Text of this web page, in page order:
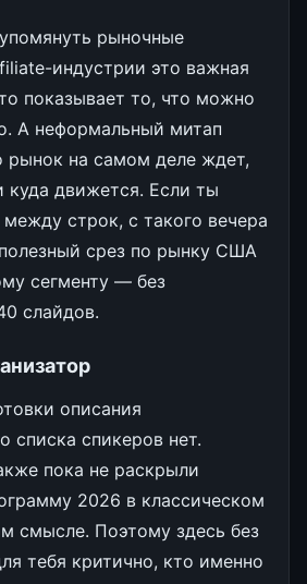
рыночные
индустрии это важная
показывает то, что можно
А неформальный митап
рынок на самом деле ждет,
куда движется. Если ты
строк, с такого вечера
срез по рынку США
сегменту — без
слайдов.
описания
списка спикеров нет.
пока не раскрыли
2026 в классическом
смысле. Поэтому здесь без
тебя критично, кто именно